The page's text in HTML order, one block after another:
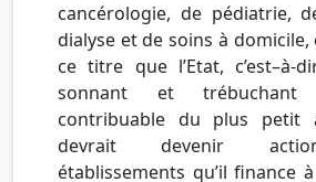
cancérologie, de pédiatrie,
dialyse et de soins à domicile,
ce titre que l’Etat, c’est–à-
sonnant et
contribuable du plus petit
devrait devenir
établissements qu’il finance